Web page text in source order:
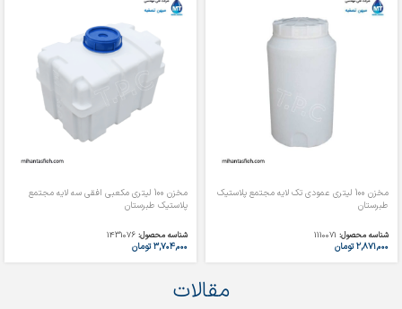
مخزن 100 لیتری عمودی تک لایه مجتمع پلاستیک
طبرستان
شناسه محصول: 1110071
۲,۸۷۱,۰۰۰ تومان
مخزن 100 لیتری مکعبی افقی سه لایه مجتمع
پلاستیک طبرستان
شناسه محصول: 1431076
۳,۷۰۴,۰۰۰ تومان
مقالات